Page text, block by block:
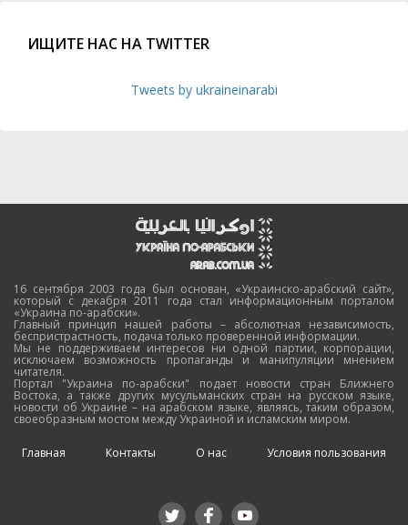
ИЩИТЕ НАС НА TWITTER
Tweets by ukraineinarabi
16 сентября 2003 года был основан, «Украинско-арабский сайт»,
который с декабря 2011 года стал информационным порталом
«Украина по-арабски».
Главный принцип нашей работы – абсолютная независимость,
беспристрастность, подача только проверенной информации.
Мы не поддерживаем интересов ни одной партии, корпорации,
исключаем возможность пропаганды и манипуляции мнением
читателя.
Портал "Украина по-арабски" подает новости стран Ближнего
Востока, а также других мусульманских стран на русском языке,
новости об Украине – на арабском языке, являясь, таким образом,
своеобразным мостом между Украиной и исламским миром.
Главная Контакты О нас Условия пользования